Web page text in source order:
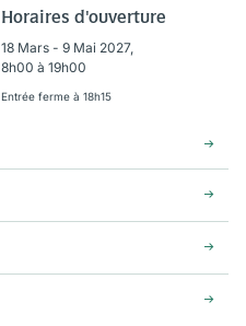
Horaires d'ouverture
18 Mars - 9 Mai 2027,
8h00 à 19h00
Entrée ferme à 18h15